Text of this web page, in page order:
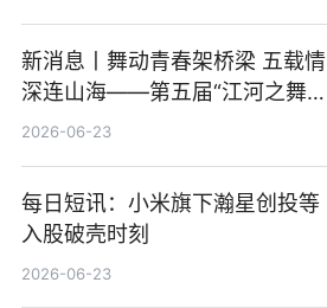
新消息丨舞动青春架桥梁 五载情
深连山海——第五届“江河之舞”
中美青少年文化交流展演在镇江
2026-06-23
每日短讯：小米旗下瀚星创投等
入股破壳时刻
2026-06-23